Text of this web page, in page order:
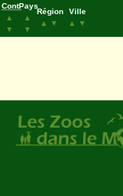
Cont.
▲
▼
Pays
▲
▼
Région
▲
▼
Ville
▲
▼